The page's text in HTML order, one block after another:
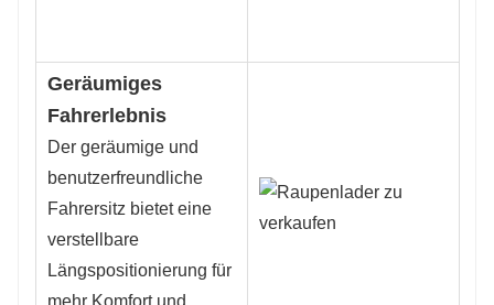
Geräumiges
Fahrerlebnis
Der geräumige und
benutzerfreundliche
Fahrersitz bietet eine
verstellbare
Längspositionierung für
mehr Komfort und